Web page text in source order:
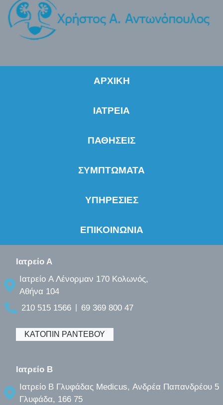
ΑΡΧΙΚΗ
ΙΑΤΡΕΙΑ
ΠΑΘΗΣΕΙΣ
ΣΥΜΠΤΩΜΑΤΑ
ΥΠΗΡΕΣΙΕΣ
ΕΠΙΚΟΙΝΩΝΙΑ
Ιατρείο Α
Ιατρείο A Λένορμαν 170 Κολωνός,
Αθήνα 104
210 515 1566
69 369 800 47
ΚΑΤΟΠΙΝ ΡΑΝΤΕΒΟΥ
Ιατρείο B
Ιατρείο B Γλυφάδας Medicus, Ανδρέα Παπανδρέου 5
Γλυφάδα, 166 75